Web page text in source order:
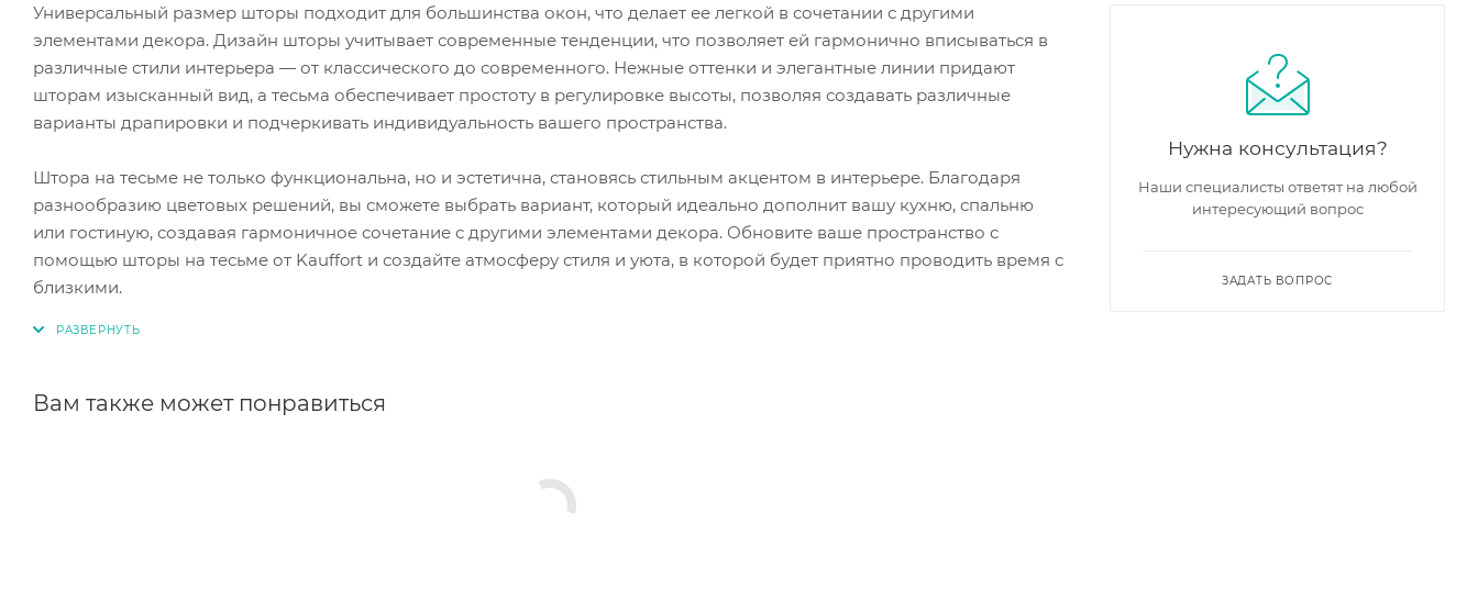
Универсальный размер шторы подходит для большинства окон, что делает ее легкой в сочетании с другими
элементами декора. Дизайн шторы учитывает современные тенденции, что позволяет ей гармонично вписываться в
различные стили интерьера — от классического до современного. Нежные оттенки и элегантные линии придают
шторам изысканный вид, а тесьма обеспечивает простоту в регулировке высоты, позволяя создавать различные
варианты драпировки и подчеркивать индивидуальность вашего пространства.
Штора на тесьме не только функциональна, но и эстетична, становясь стильным акцентом в интерьере. Благодаря
разнообразию цветовых решений, вы сможете выбрать вариант, который идеально дополнит вашу кухню, спальню
или гостиную, создавая гармоничное сочетание с другими элементами декора. Обновите ваше пространство с
помощью шторы на тесьме от Kauffort и создайте атмосферу стиля и уюта, в которой будет приятно проводить время с
близкими.
Вам также может понравиться
Нужна консультация?
Наши специалисты ответят на любой
интересующий вопрос
ЗАДАТЬ ВОПРОС